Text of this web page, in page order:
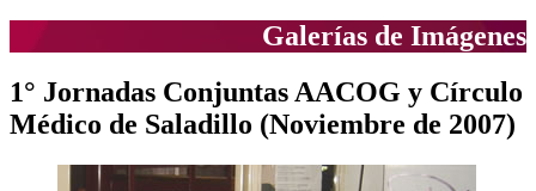
Galerías de Imágenes
1° Jornadas Conjuntas AACOG y Círculo
Médico de Saladillo (Noviembre de 2007)